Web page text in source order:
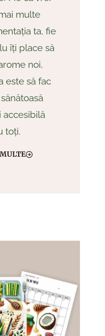
multe
ta, fie
îți place să
noi,
este să fac
accesibilă
toți.